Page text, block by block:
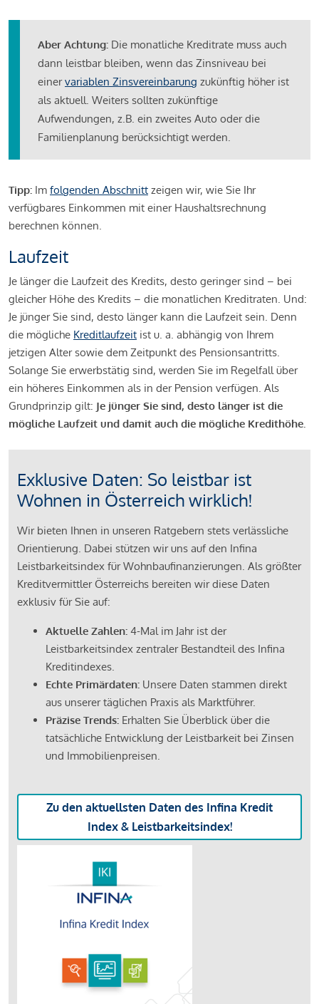
Aber Achtung: Die monatliche Kreditrate muss auch
dann leistbar bleiben, wenn das Zinsniveau bei
einervariablen Zinsvereinbarung zukünftig höher ist
als aktuell. Weiters sollten zukünftige
Aufwendungen, z.B. ein zweites Auto oder die
Familienplanung berücksichtigt werden.
Tipp: Im folgenden Abschnitt zeigen wir, wie Sie Ihr
verfügbares Einkommen mit einer Haushaltsrechnung
berechnen können.
Laufzeit
Je länger die Laufzeit des Kredits, desto geringer sind – bei
gleicher Höhe des Kredits – die monatlichen Kreditraten. Und:
Je jünger Sie sind, desto länger kann die Laufzeit sein. Denn
die mögliche Kreditlaufzeit ist u. a. abhängig von Ihrem
jetzigen Alter sowie dem Zeitpunkt des Pensionsantritts.
Solange Sie erwerbstätig sind, werden Sie im Regelfall über
ein höheres Einkommen als in der Pension verfügen. Als
Grundprinzip gilt: Je jünger Sie sind, desto länger ist die
mögliche Laufzeit und damit auch die mögliche Kredithöhe.
Exklusive Daten: So leistbar ist
Wohnen in Österreich wirklich!
Wir bieten Ihnen in unseren Ratgebern stets verlässliche
Orientierung. Dabei stützen wir uns auf den Infina
Leistbarkeitsindex für Wohnbaufinanzierungen. Als größter
Kreditvermittler Österreichs bereiten wir diese Daten
exklusiv für Sie auf:
Aktuelle Zahlen: 4-Mal im Jahr ist der
Leistbarkeitsindex zentraler Bestandteil des Infina
Kreditindexes.
Echte Primärdaten: Unsere Daten stammen direkt
aus unserer täglichen Praxis als Marktführer.
Präzise Trends: Erhalten Sie Überblick über die
tatsächliche Entwicklung der Leistbarkeit bei Zinsen
und Immobilienpreisen.
Zu den aktuellsten Daten des Infina Kredit
Index & Leistbarkeitsindex!